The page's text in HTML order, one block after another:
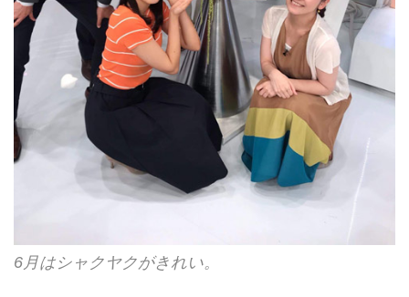
6月はシャクヤクがきれい。